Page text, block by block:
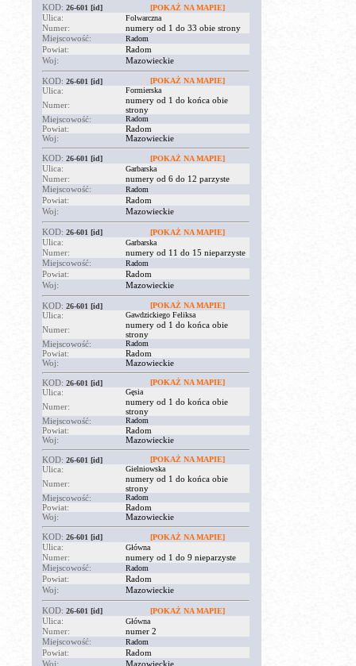
KOD: 26-601 [id] [POKAŻ NA MAPIE]
Ulica: Folwarczna
Numer:
numery od 1 do 33 obie strony
Miejscowość:
Radom
Powiat:
Radom
Woj:
Mazowieckie
KOD: 26-601 [id] [POKAŻ NA MAPIE]
Ulica: Formierska
Numer:
numery od 1 do końca obie
strony
Miejscowość:
Radom
Powiat:
Radom
Woj:
Mazowieckie
KOD: 26-601 [id] [POKAŻ NA MAPIE]
Ulica: Garbarska
Numer:
numery od 6 do 12 parzyste
Miejscowość:
Radom
Powiat:
Radom
Woj:
Mazowieckie
KOD: 26-601 [id] [POKAŻ NA MAPIE]
Ulica: Garbarska
Numer:
numery od 11 do 15 nieparzyste
Miejscowość:
Radom
Powiat:
Radom
Woj:
Mazowieckie
KOD: 26-601 [id] [POKAŻ NA MAPIE]
Ulica: Gawdzickiego Feliksa
Numer:
numery od 1 do końca obie
strony
Miejscowość:
Radom
Powiat:
Radom
Woj:
Mazowieckie
KOD: 26-601 [id] [POKAŻ NA MAPIE]
Ulica: Gęsia
Numer:
numery od 1 do końca obie
strony
Miejscowość:
Radom
Powiat:
Radom
Woj:
Mazowieckie
KOD: 26-601 [id] [POKAŻ NA MAPIE]
Ulica: Gielniowska
Numer:
numery od 1 do końca obie
strony
Miejscowość:
Radom
Powiat:
Radom
Woj:
Mazowieckie
KOD: 26-601 [id] [POKAŻ NA MAPIE]
Ulica: Główna
Numer:
numery od 1 do 9 nieparzyste
Miejscowość:
Radom
Powiat:
Radom
Woj:
Mazowieckie
KOD: 26-601 [id] [POKAŻ NA MAPIE]
Ulica: Główna
Numer:
numer 2
Miejscowość:
Radom
Powiat:
Radom
Woj:
Mazowieckie